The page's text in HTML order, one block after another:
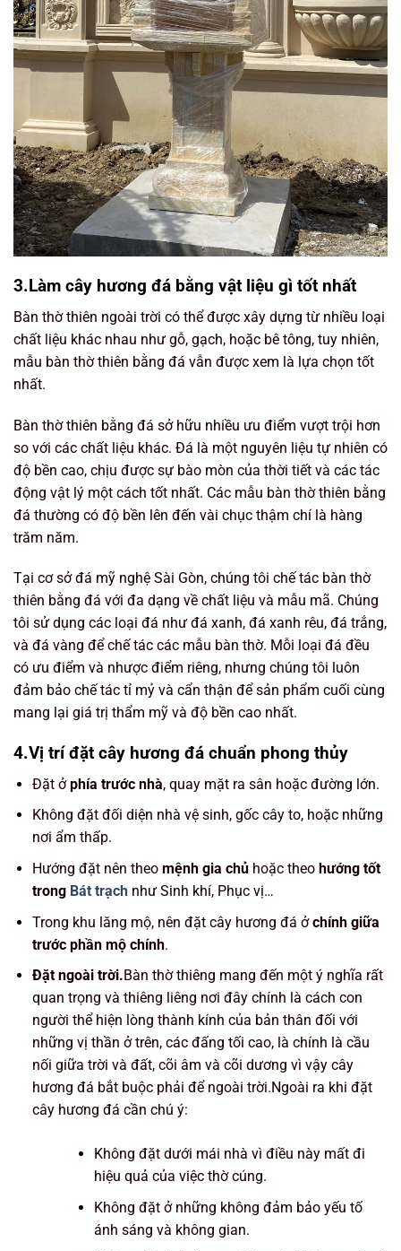
3.Làm cây hương đá bằng vật liệu gì tốt nhất
Bàn thờ thiên ngoài trời có thể được xây dựng từ nhiều loại
chất liệu khác nhau như gỗ, gạch, hoặc bê tông, tuy nhiên,
mẫu bàn thờ thiên bằng đá vẫn được xem là lựa chọn tốt
nhất.
Bàn thờ thiên bằng đá sở hữu nhiều ưu điểm vượt trội hơn
so với các chất liệu khác. Đá là một nguyên liệu tự nhiên có
độ bền cao, chịu được sự bào mòn của thời tiết và các tác
động vật lý một cách tốt nhất. Các mẫu bàn thờ thiên bằng
đá thường có độ bền lên đến vài chục thậm chí là hàng
trăm năm.
Tại cơ sở đá mỹ nghệ Sài Gòn, chúng tôi chế tác bàn thờ
thiên bằng đá với đa dạng về chất liệu và mẫu mã. Chúng
tôi sử dụng các loại đá như đá xanh, đá xanh rêu, đá trắng,
và đá vàng để chế tác các mẫu bàn thờ. Mỗi loại đá đều
có ưu điểm và nhược điểm riêng, nhưng chúng tôi luôn
đảm bảo chế tác tỉ mỷ và cẩn thận để sản phẩm cuối cùng
mang lại giá trị thẩm mỹ và độ bền cao nhất.
4.Vị trí đặt cây hương đá chuẩn phong thủy
Đặt ởphía trước nhà, quay mặt ra sân hoặc đường lớn.
Không đặt đối diện nhà vệ sinh, gốc cây to, hoặc những
nơi ẩm thấp.
Hướng đặt nên theo mệnh gia chủhoặc theo hướng tốt
trong Bát trạchnhư Sinh khí, Phục vị…
Trong khu lăng mộ, nên đặt cây hương đá ởchính giữa
trước phần mộ chính.
Đặt ngoài trời.Bàn thờ thiêng mang đến một ý nghĩa rất
quan trọng và thiêng liêng nơi đây chính là cách con
người thể hiện lòng thành kính của bản thân đối với
những vị thần ở trên, các đấng tối cao, là chính là cầu
nối giữa trời và đất, cõi âm và cõi dương vì vậy cây
hương đá bắt buộc phải để ngoài trời.Ngoài ra khi đặt
cây hương đá cần chú ý:
Không đặt dưới mái nhà vì điều này mất đi
hiệu quả của việc thờ cúng.
Không đặt ở những không đảm bảo yếu tố
ánh sáng và không gian.